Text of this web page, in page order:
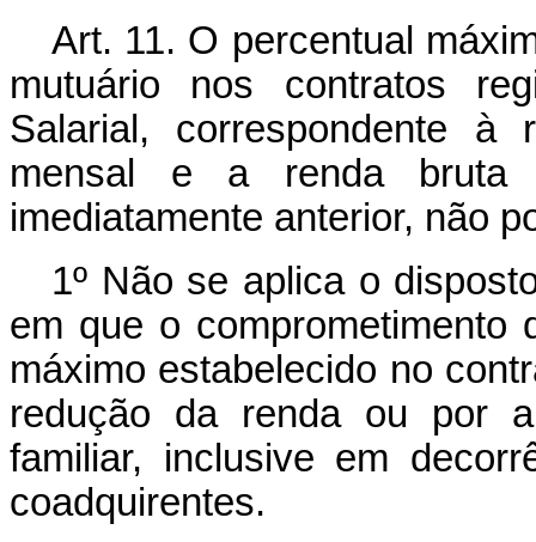
Art. 11. O percentual
mutuário nos contratos
Salarial, correspondente
mensal e a renda bruta
imediatamente anterior, não
1º Não se aplica o
em que o comprometimento
máximo estabelecido no
redução da renda ou por
familiar, inclusive em
coadquirentes.